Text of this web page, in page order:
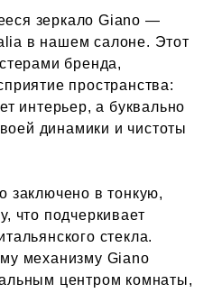
зеркало Giano —
в нашем салоне. Этот
бренда,
пространства:
интерьер, а буквально
динамики и чистоты
заключено в тонкую,
что подчеркивает
стекла.
механизму Giano
центром комнаты,